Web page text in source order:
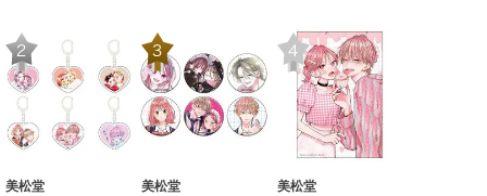
美松堂 美松堂 美松堂